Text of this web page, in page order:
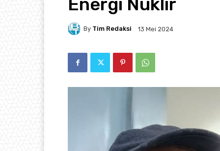
By Tim Redaksi 13 Mei 2024